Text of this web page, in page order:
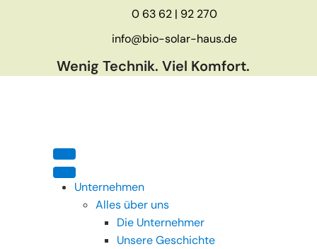
0 63 62 | 92 270
info@bio-solar-haus.de
Wenig Technik. Viel Komfort.
Unternehmen
Alles über uns
Die Unternehmer
Unsere Geschichte